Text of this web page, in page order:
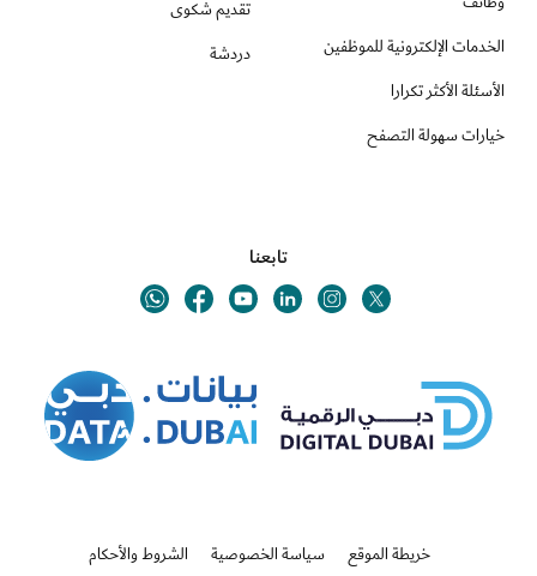
الخدمات الإلكترونية للموظفين
الأسئلة الأكثر تكرارا
خيارات سهولة التصفح
تقديم شكوى
دردشة
تابعنا
خريطة الموقع سياسة الخصوصية الشروط والأحكام